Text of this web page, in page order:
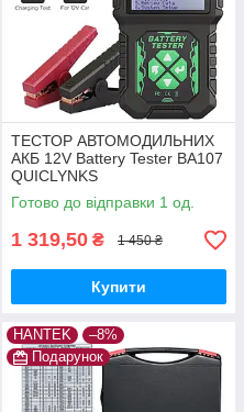
ТЕСТОР АВТОМОДИЛЬНИХ
АКБ 12V Battery Tester BA107
QUICLYNKS
Готово до відправки 1 од.
1 319,50 ₴ 1 450 ₴
Купити
HANTEK
–8%
Подарунок